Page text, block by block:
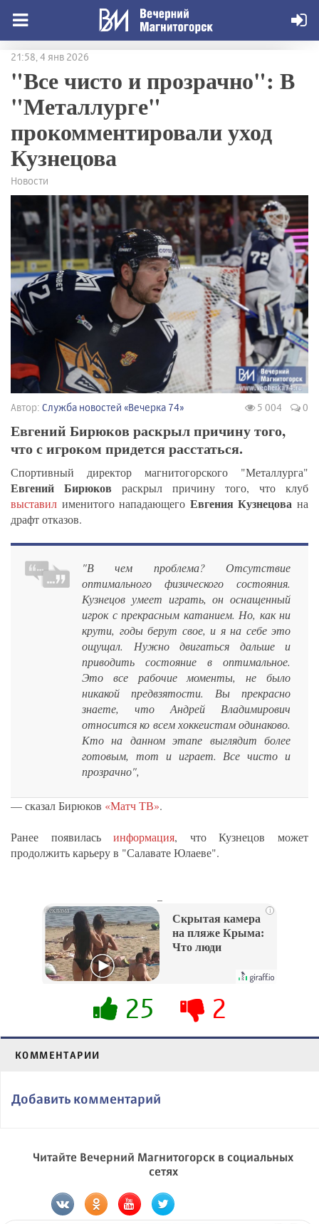
21:58, 4 янв 2026
"Все чисто и прозрачно": В
"Металлурге"
прокомментировали уход
Кузнецова
Новости
Автор: Служба новостей «Вечерка 74» 5 004 0
Евгений Бирюков раскрыл причину того,
что с игроком придется расстаться.
Спортивный директор магнитогорского "Металлурга"
Евгений Бирюков раскрыл причину того, что клуб
выставил именитого нападающего Евгения Кузнецова на
драфт отказов.
"В чем проблема? Отсутствие
оптимального физического состояния.
Кузнецов умеет играть, он оснащенный
игрок с прекрасным катанием. Но, как ни
крути, годы берут свое, и я на себе это
ощущал. Нужно двигаться дальше и
приводить состояние в оптимальное.
Это все рабочие моменты, не было
никакой предвзятости. Вы прекрасно
знаете, что Андрей Владимирович
относится ко всем хоккеистам одинаково.
Кто на данном этапе выглядит более
готовым, тот и играет. Все чисто и
прозрачно",
— сказал Бирюков «Матч ТВ».
Ранее появиласьинформация, что Кузнецов может
продолжить карьеру в "Салавате Юлаеве".
i
Скрытая камера
на пляже Крыма:
Что люди
их не видят...
25 2
КОММЕНТАРИИ
Добавить комментарий
Читайте Вечерний Магнитогорск в социальных
сетях